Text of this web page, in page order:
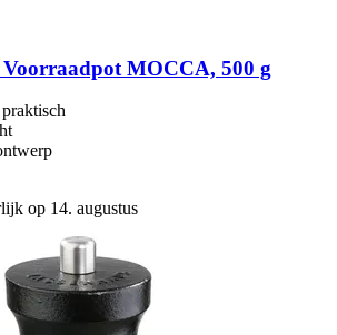
Voorraadpot MOCCA, 500 g
op 14. augustus